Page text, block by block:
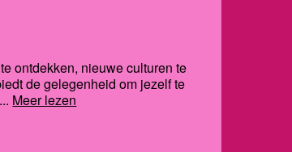
ontdekken, nieuwe culturen te
de gelegenheid om jezelf te
Meer lezen